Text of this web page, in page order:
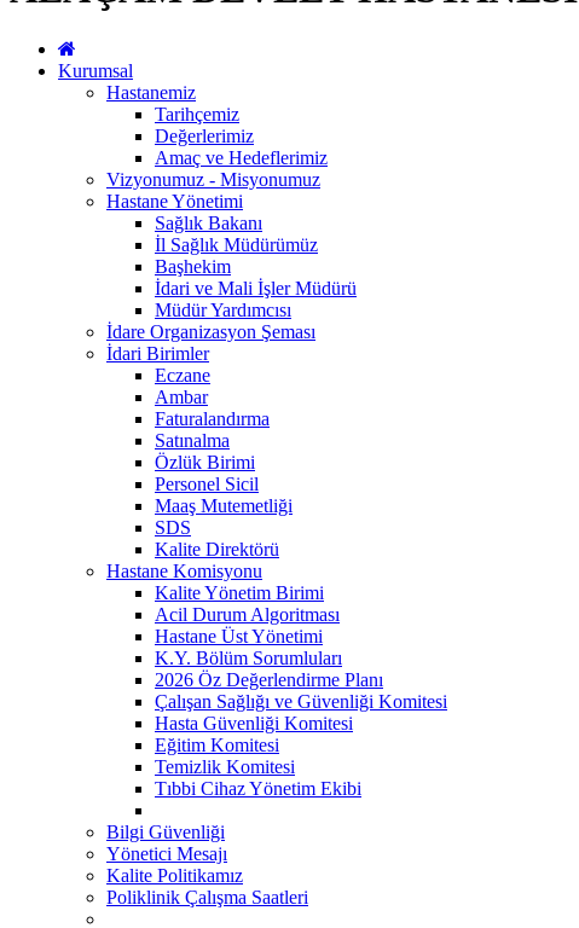
Kurumsal
Hastanemiz
Tarihçemiz
Değerlerimiz
Amaç ve Hedeflerimiz
Vizyonumuz - Misyonumuz
Hastane Yönetimi
Sağlık Bakanı
İl Sağlık Müdürümüz
Başhekim
İdari ve Mali İşler Müdürü
Müdür Yardımcısı
İdare Organizasyon Şeması
İdari Birimler
Eczane
Ambar
Faturalandırma
Satınalma
Özlük Birimi
Personel Sicil
Maaş Mutemetliği
SDS
Kalite Direktörü
Hastane Komisyonu
Kalite Yönetim Birimi
Acil Durum Algoritması
Hastane Üst Yönetimi
K.Y. Bölüm Sorumluları
2026 Öz Değerlendirme Planı
Çalışan Sağlığı ve Güvenliği Komitesi
Hasta Güvenliği Komitesi
Eğitim Komitesi
Temizlik Komitesi
Tıbbi Cihaz Yönetim Ekibi
Bilgi Güvenliği
Yönetici Mesajı
Kalite Politikamız
Poliklinik Çalışma Saatleri